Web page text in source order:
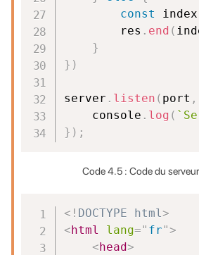
const index
        res
. end (
}
} )
server . listen ( port ,
    console
. log ( `
} ) ;
Code 4.5 : Code du
<! DOCTYPE html>
<html lang=" fr">
<head>